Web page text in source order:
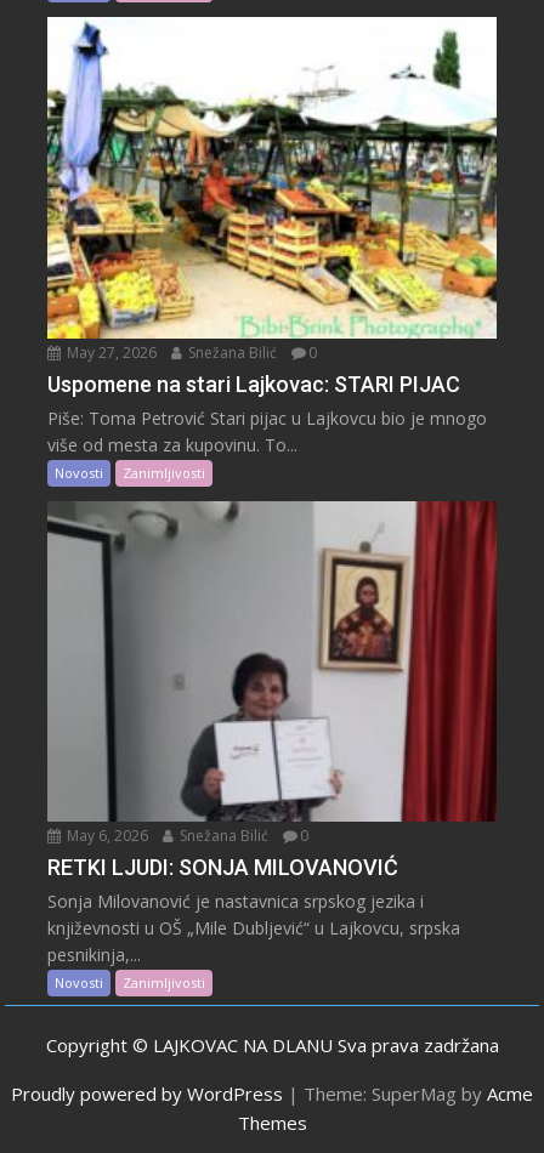
May 27, 2026 Snežana Bilić 0
Uspomene na stari Lajkovac: STARI PIJAC
Piše: Toma Petrović Stari pijac u Lajkovcu bio je mnogo
više od mesta za kupovinu. To...
Novosti Zanimljivosti
May 6, 2026 Snežana Bilić 0
RETKI LJUDI: SONJA MILOVANOVIĆ
Sonja Milovanović je nastavnica srpskog jezika i
književnosti u OŠ „Mile Dubljević“ u Lajkovcu, srpska
pesnikinja,...
Novosti Zanimljivosti
Copyright © LAJKOVAC NA DLANU Sva prava zadržana
Proudly powered by WordPress | Theme: SuperMag by Acme
Themes